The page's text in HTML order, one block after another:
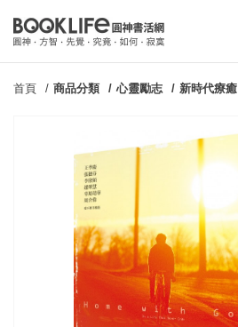
首頁 商品分類 心靈勵志 新時代療癒